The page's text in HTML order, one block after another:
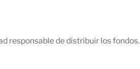
responsable de distribuir los fondos.